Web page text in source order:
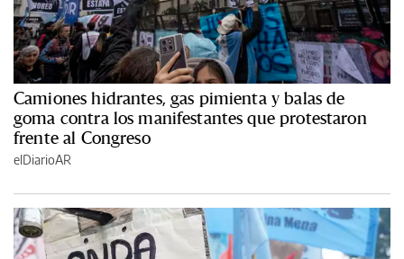
Camiones hidrantes, gas pimienta y balas de
goma contra los manifestantes que protestaron
frente al Congreso
elDiarioAR